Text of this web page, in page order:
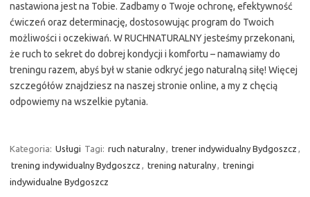
nastawiona jest na Tobie. Zadbamy o Twoje ochronę, efektywność
ćwiczeń oraz determinację, dostosowując program do Twoich
możliwości i oczekiwań. W RUCHNATURALNY jesteśmy przekonani,
że ruch to sekret do dobrej kondycji i komfortu – namawiamy do
treningu razem, abyś był w stanie odkryć jego naturalną siłę! Więcej
szczegółów znajdziesz na naszej stronie online, a my z chęcią
odpowiemy na wszelkie pytania.
Kategoria: Usługi Tagi: ruch naturalny, trener indywidualny Bydgoszcz ,
trening indywidualny Bydgoszcz , trening naturalny, treningi
indywidualne Bydgoszcz